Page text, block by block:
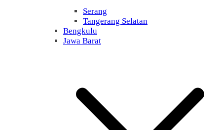
Serang
Tangerang Selatan
Bengkulu
Jawa Barat